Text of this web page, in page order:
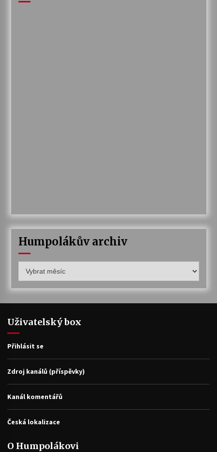
Humpolákův archiv
archiv
Uživatelský box
Přihlásit se
Zdroj kanálů (příspěvky)
Kanál komentářů
Česká lokalizace
O Humpolákovi